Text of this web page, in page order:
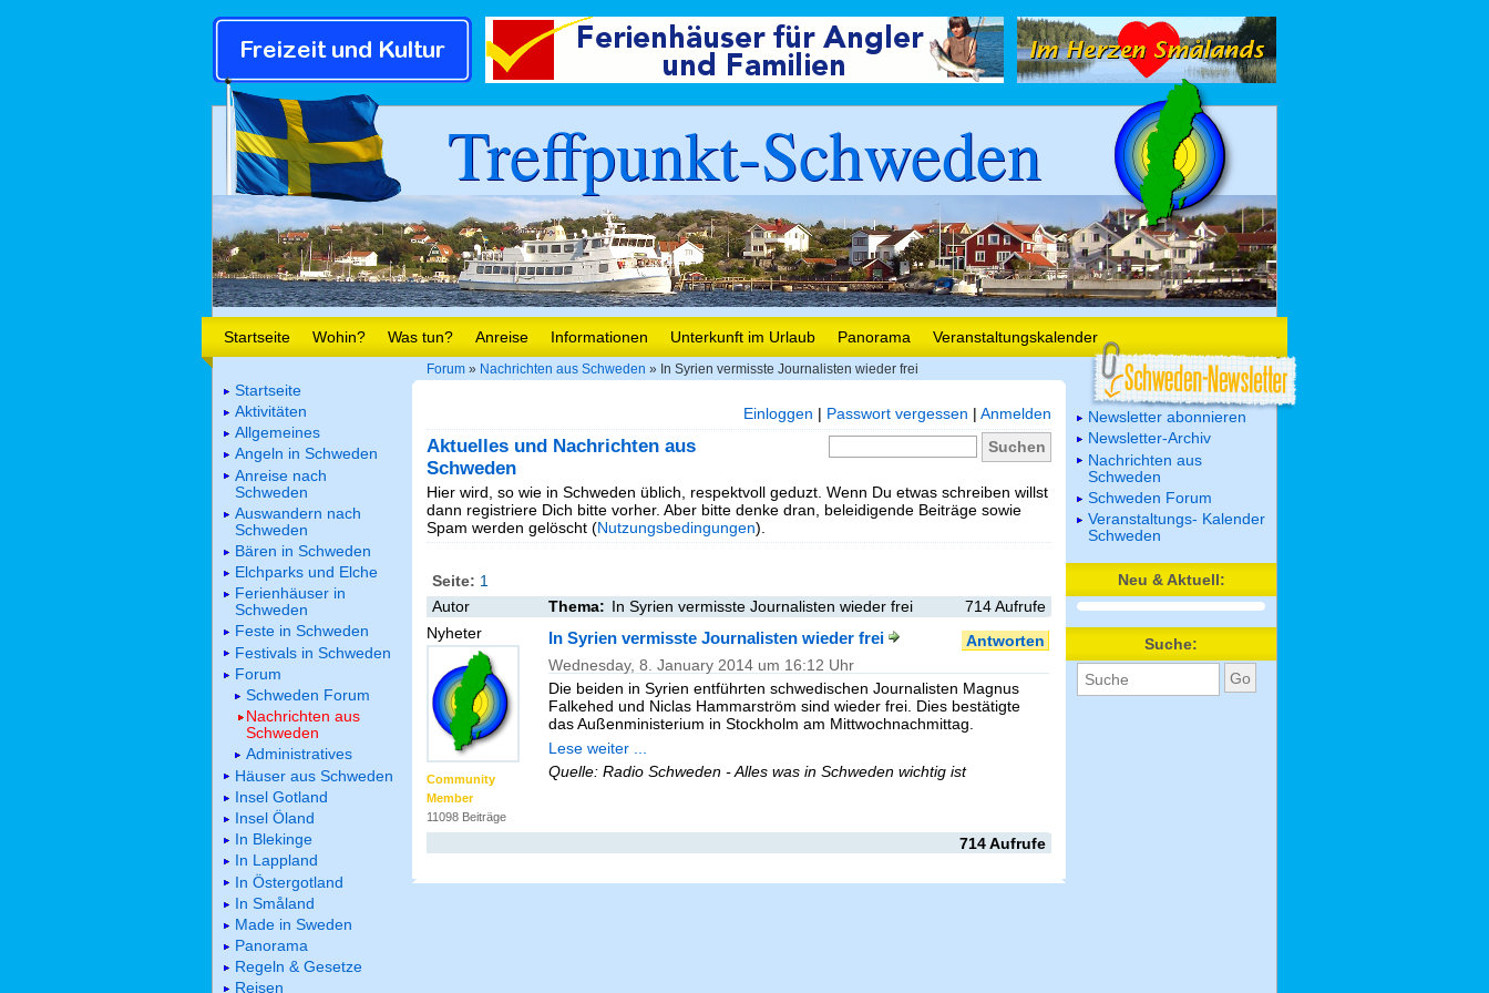
Treffpunkt-Schweden
Startseite Wohin? Was tun? Anreise Informationen Unterkunft im Urlaub Panorama Veranstaltungskalender
Forum » Nachrichten aus Schweden » In Syrien vermisste Journalisten wieder frei
Einloggen | Passwort vergessen | Anmelden
Aktuelles und Nachrichten aus
Schweden
Hier wird, so wie in Schweden üblich, respektvoll geduzt. Wenn Du etwas schreiben willst
dann registriere Dich bitte vorher. Aber bitte denke dran, beleidigende Beiträge sowie
Spam werden gelöscht (Nutzungsbedingungen).
Seite: 1
Autor
Thema: In Syrien vermisste Journalisten wieder frei
714 Aufrufe
Nyheter
Community
Member
11098 Beiträge
Antworten
In Syrien vermisste Journalisten wieder frei
Wednesday, 8. January 2014 um 16:12 Uhr
Die beiden in Syrien entführten schwedischen Journalisten Magnus
Falkehed und Niclas Hammarström sind wieder frei. Dies bestätigte
das Außenministerium in Stockholm am Mittwochnachmittag.
Lese weiter ...
Quelle: Radio Schweden - Alles was in Schweden wichtig ist
714 Aufrufe
Startseite
Aktivitäten
Allgemeines
Angeln in Schweden
Anreise nach
Schweden
Auswandern nach
Schweden
Bären in Schweden
Elchparks und Elche
Ferienhäuser in
Schweden
Feste in Schweden
Festivals in Schweden
Forum
Schweden Forum
Nachrichten aus
Schweden
Administratives
Häuser aus Schweden
Insel Gotland
Insel Öland
In Blekinge
In Lappland
In Östergotland
In Småland
Made in Sweden
Panorama
Regeln & Gesetze
Reisen
Newsletter abonnieren
Newsletter-Archiv
Nachrichten aus
Schweden
Schweden Forum
Veranstaltungs- Kalender
Schweden
Neu & Aktuell:
Suche: